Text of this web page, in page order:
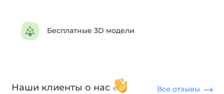
Бесплатные 3D модели
Наши клиенты о нас Все отзывы